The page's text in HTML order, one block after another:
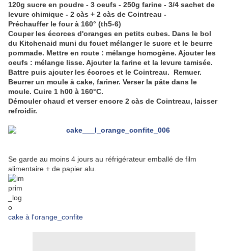
120g sucre en poudre - 3 oeufs - 250g farine - 3/4 sachet de
levure chimique - 2 càs + 2 càs de Cointreau -
Préchauffer le four à 160° (th5-6)
Couper les écorces d'oranges en petits cubes. Dans le bol
du Kitchenaid muni du fouet mélanger le sucre et le beurre
pommade. Mettre en route : mélange homogène. Ajouter les
oeufs : mélange lisse. Ajouter la farine et la levure tamisée.
Battre puis ajouter les écorces et le Cointreau. Remuer.
Beurrer un moule à cake, fariner. Verser la pâte dans le
moule. Cuire 1 h00 à 160°C.
Démouler chaud et verser encore 2 càs de Cointreau, laisser
refroidir.
Se garde au moins 4 jours au réfrigérateur emballé de film
alimentaire + de papier alu.
cake à l'orange_confite